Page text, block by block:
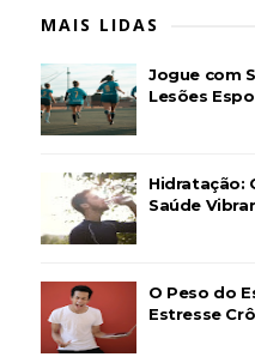
MAIS LIDAS
Jogue com
Lesões
Hidratação:
Saúde
O Peso do
Estresse